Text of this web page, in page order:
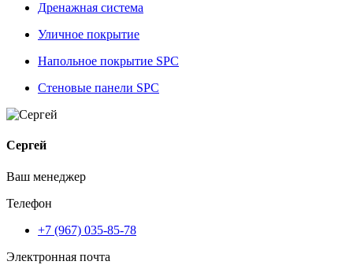
Дренажная система
Уличное покрытие
Напольное покрытие SPC
Стеновые панели SPC
Сергей
Ваш менеджер
Телефон
+7 (967) 035-85-78
Электронная почта